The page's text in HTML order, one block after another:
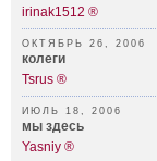
irinak1512 ®
ОКТЯБРЬ 26, 2006
колеги
Tsrus ®
ИЮЛЬ 18, 2006
мы здесь
Yasniy ®